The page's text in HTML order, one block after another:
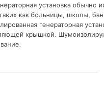
установка обычно
как больницы, школы,
генераторная
крышкой.